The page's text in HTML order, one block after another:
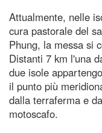
Attualmente, nelle
cura pastorale del
Phung, la messa si
Distanti 7 km l'una
due isole
il punto più
dalla terraferma e
motoscafo.